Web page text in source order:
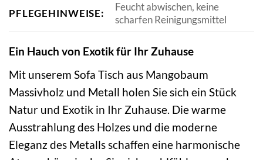
PFLEGEHINWEISE:
Feucht abwischen, keine
scharfen Reinigungsmittel
Ein Hauch von Exotik für Ihr Zuhause
Mit unserem Sofa Tisch aus Mangobaum
Massivholz und Metall holen Sie sich ein Stück
Natur und Exotik in Ihr Zuhause. Die warme
Ausstrahlung des Holzes und die moderne
Eleganz des Metalls schaffen eine harmonische